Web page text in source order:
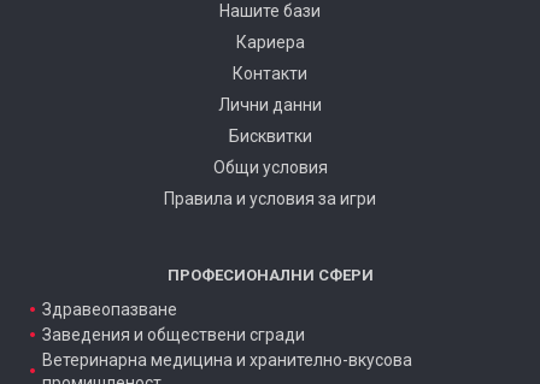
Нашите бази
Кариера
Контакти
Лични данни
Бисквитки
Общи условия
Правила и условия за игри
ПРОФЕСИОНАЛНИ СФЕРИ
Здравеопазване
Заведения и обществени сгради
Ветеринарна медицина и хранително-вкусова